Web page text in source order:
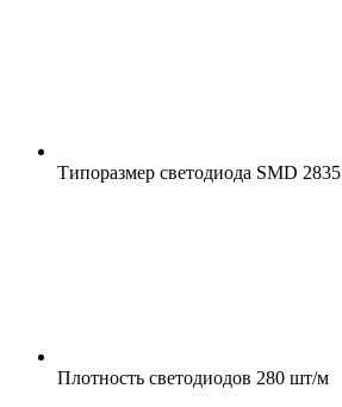
Типоразмер светодиода SMD 2835
Плотность светодиодов 280 шт/м